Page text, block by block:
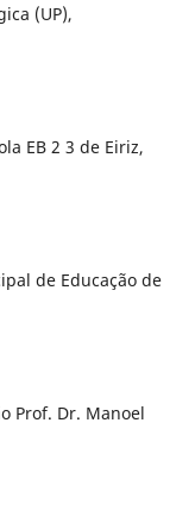
(UP),
EB 2 3 de Eiriz,
de Educação de
Prof. Dr. Manoel